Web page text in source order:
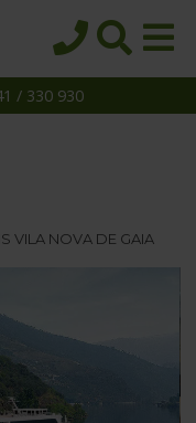
/ 330 930
VILA NOVA DE GAIA